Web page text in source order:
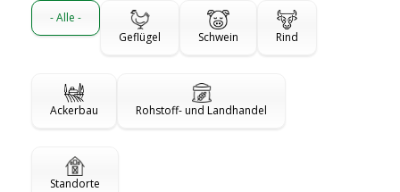
- Alle -
Geflügel
Schwein Rind
Ackerbau Rohstoff- und Landhandel
Standorte